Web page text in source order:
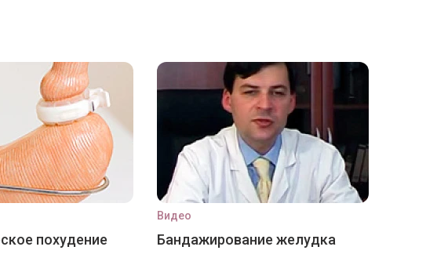
похудение
Видео
Бандажирование желудка